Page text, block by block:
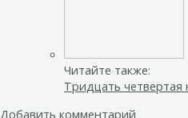
Читайте также:
Тридцать
Добавить комментарий